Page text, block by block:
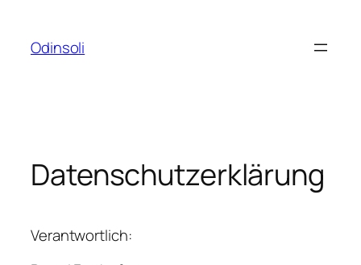
springen
Odinsoli
Datenschutzerklärung
Verantwortlich: